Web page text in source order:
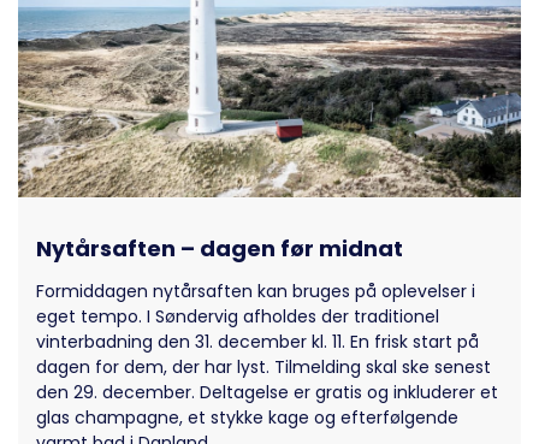
Nytårsaften – dagen før midnat
Formiddagen nytårsaften kan bruges på oplevelser i
eget tempo. I Søndervig afholdes der traditionel
vinterbadning den 31. december kl. 11. En frisk start på
dagen for dem, der har lyst. Tilmelding skal ske senest
den 29. december. Deltagelse er gratis og inkluderer et
glas champagne, et stykke kage og efterfølgende